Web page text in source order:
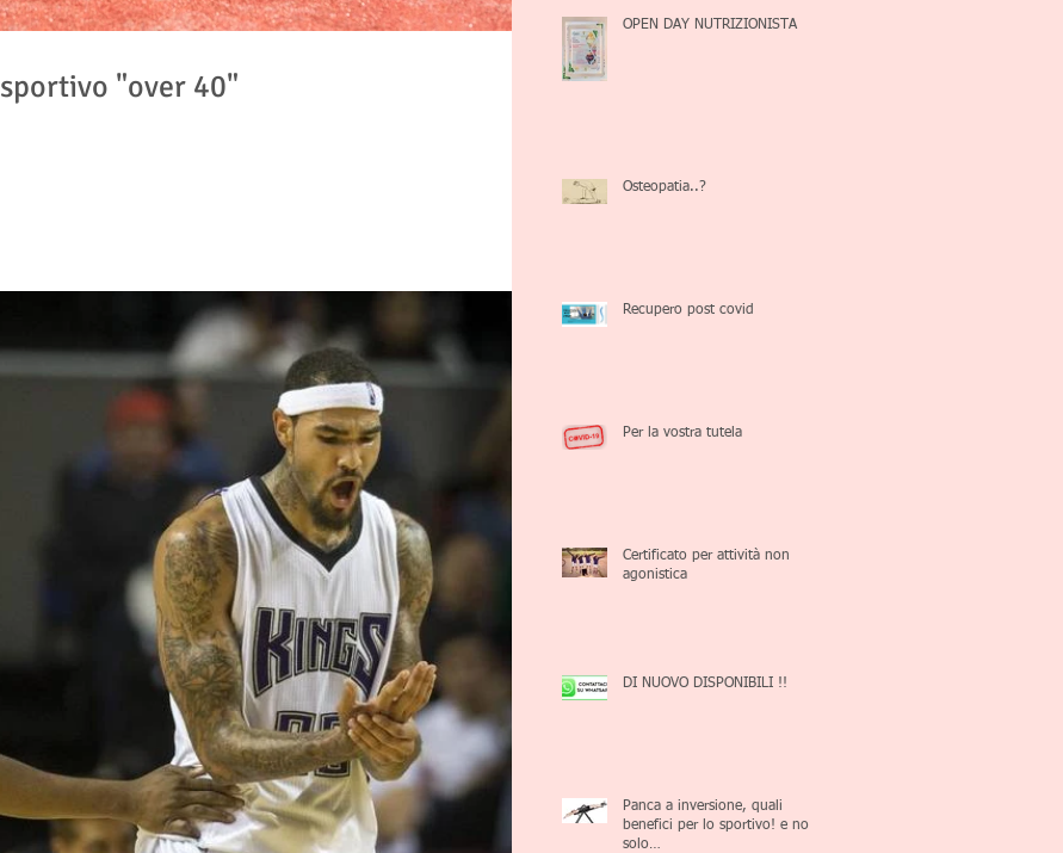
"over 40"
OPEN DAY NUTRIZIONISTA
Osteopatia..?
Recupero post covid
Per la vostra tutela
Certificato per attività non
agonistica
DI NUOVO DISPONIBILI !!
Panca a inversione, quali
benefici per lo sportivo! e non
solo…